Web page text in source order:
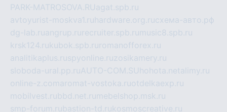
PARK-MATROSOVA.RUagat.spb.ru
avtoyurist-moskva1.ru hardware.org.ruсхема-авто.рф
dg-lab.ruangrup.ru recruiter.spb.ru music8.spb.ru
krsk124.rukubok.spb.ru romanofforex.ru
analitikaplus.ruspyonline.ruzosikamery.ru
sloboda-ural.pp.ruAUTO-COM.SU hohota.net alimy.ru
online-z.comaromat-vostoka.ruotdelkaexp.ru
mobilvest.rubbd.net.ru mebelshop.msk.ru
smp-forum.rubastion-td.rukosmoscreative.ru